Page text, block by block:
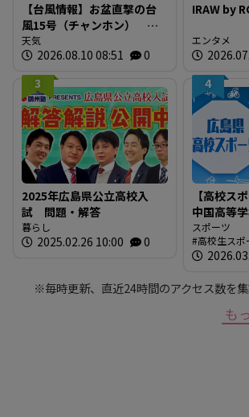
【台風情報】お盆直撃の台
風15号（チャンホン）
「東から西」逆走パター
ン 東北南部か関東に上陸
のおそれ〈20日までの雨風
シミュレーション〉
天気
2026.08.10 08:51 0
IRAW by
エンタメ
3
2025年広島県公立高校入
試 問題・解答
暮らし
2025.02.26 10:00 0
4
【高校ス
中国高等
会」結果
スポーツ
高校生スポ
※毎時更新、直近24時間のアクセス数を集
も